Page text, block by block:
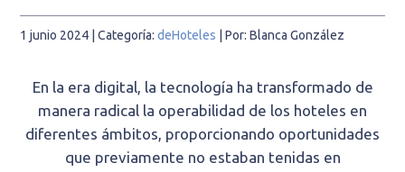
1 junio 2024 | Categoría:deHoteles |Por: Blanca González
En la era digital, la tecnología ha transformado de
manera radical la operabilidad de los hoteles en
diferentes ámbitos, proporcionando oportunidades
que previamente no estaban tenidas en